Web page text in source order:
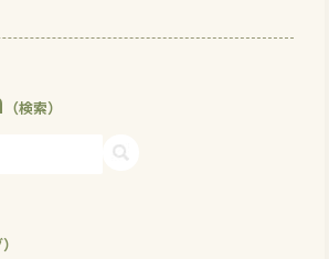
（検索）